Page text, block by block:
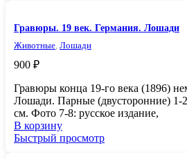
Гравюры. 19 век. Германия. Лошади
Животные Лошади
900 ₽
Гравюры конца 19-го века (1896)
Лошади. Парные (двусторонние) 1-
см. Фото 7-8: русское издание,
В корзину
Быстрый просмотр